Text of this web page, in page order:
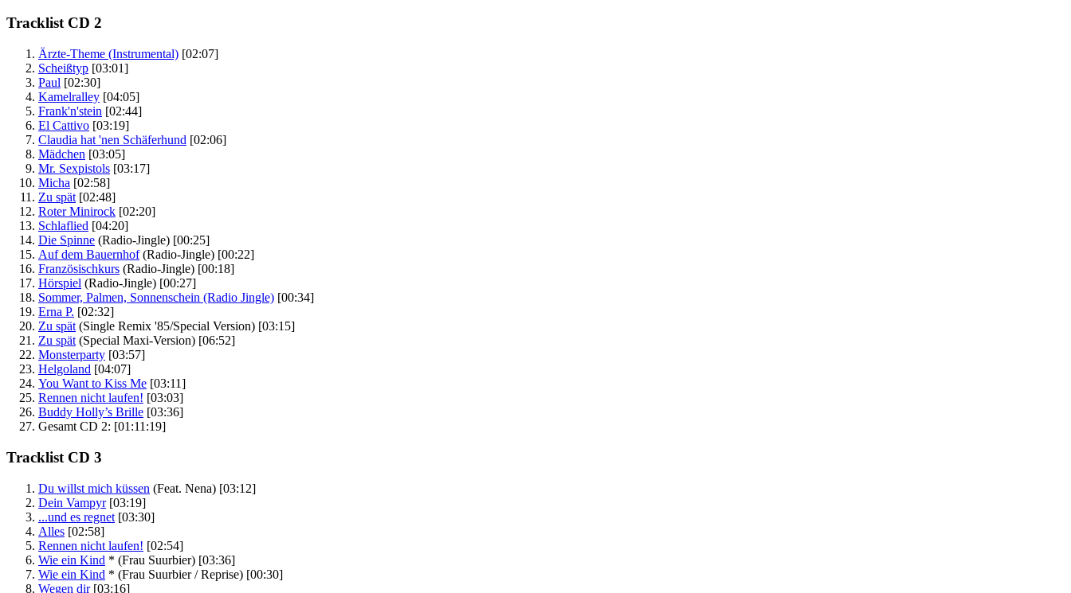
Tracklist CD 2
Ärzte-Theme (Instrumental) [02:07]
Scheißtyp [03:01]
Paul [02:30]
Kamelralley [04:05]
Frank'n'stein [02:44]
El Cattivo [03:19]
Claudia hat 'nen Schäferhund [02:06]
Mädchen [03:05]
Mr. Sexpistols [03:17]
Micha [02:58]
Zu spät [02:48]
Roter Minirock [02:20]
Schlaflied [04:20]
Die Spinne (Radio-Jingle) [00:25]
Auf dem Bauernhof (Radio-Jingle) [00:22]
Französischkurs (Radio-Jingle) [00:18]
Hörspiel (Radio-Jingle) [00:27]
Sommer, Palmen, Sonnenschein (Radio Jingle) [00:34]
Erna P. [02:32]
Zu spät (Single Remix '85/Special Version) [03:15]
Zu spät (Special Maxi-Version) [06:52]
Monsterparty [03:57]
Helgoland [04:07]
You Want to Kiss Me [03:11]
Rennen nicht laufen! [03:03]
Buddy Holly’s Brille [03:36]
Gesamt CD 2: [01:11:19]
Tracklist CD 3
Du willst mich küssen (Feat. Nena) [03:12]
Dein Vampyr [03:19]
...und es regnet [03:30]
Alles [02:58]
Rennen nicht laufen! [02:54]
Wie ein Kind * (Frau Suurbier) [03:36]
Wie ein Kind * (Frau Suurbier / Reprise) [00:30]
Wegen dir [03:16]